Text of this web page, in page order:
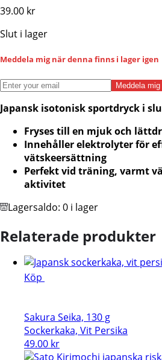
39.00 kr
Slut i lager
Meddela mig när denna finns i lager igen
Meddela mig
Japansk isotonisk sportdryck i
Fryses till en mjuk och
Innehåller elektrolyter för
vätskeersättning
Perfekt vid träning, varmt
aktivitet
Lagersaldo: 0 i lager
Relaterade produkter
Köp
Sakura Seika, 130 g
Sockerkaka, Vit Persika
49.00 kr